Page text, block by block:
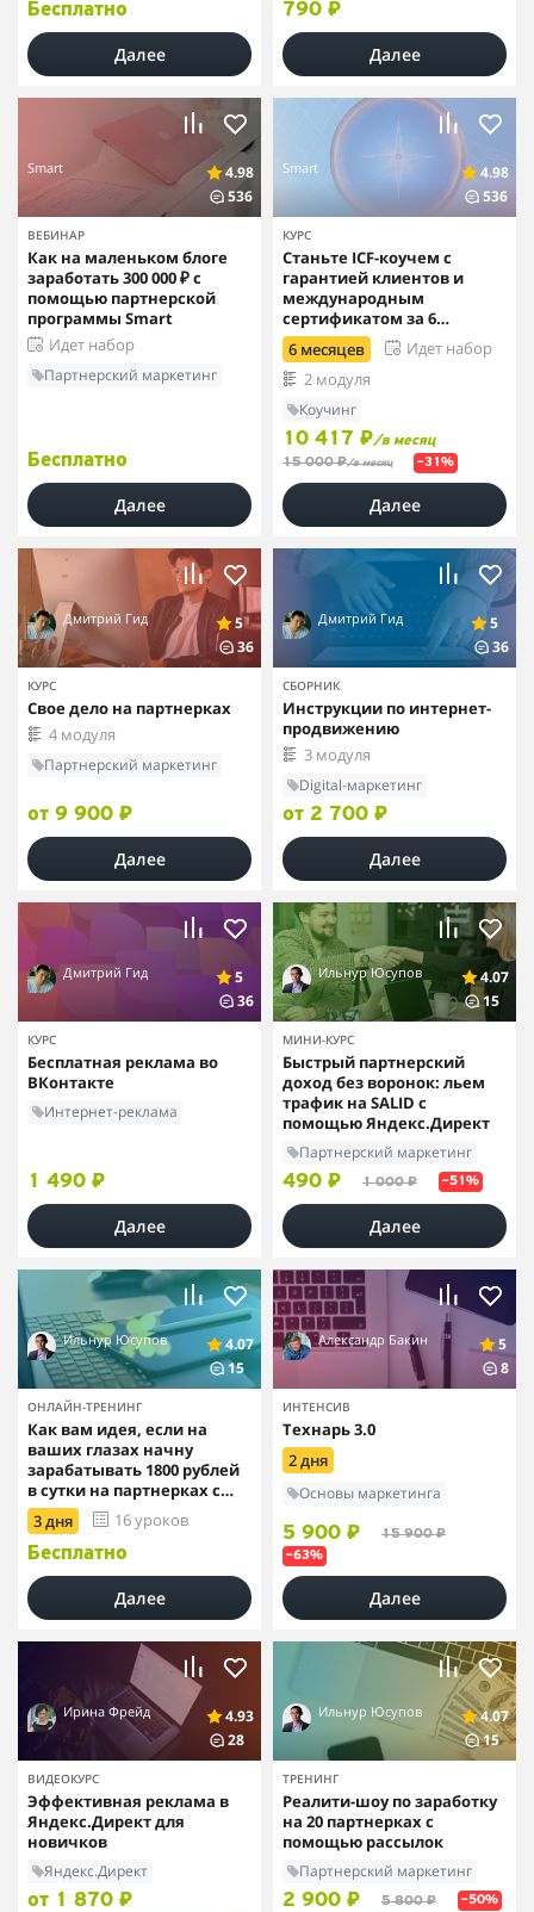
Бесплатно
Далее
790 ₽
Далее
Smart
4.98
536
ВЕБИНАР
Как на маленьком блоге
заработать 300 000 ₽ с
помощью партнерской
программы Smart
Идет набор
Партнерский маркетинг
Бесплатно
Далее
Smart
4.98
536
КУРС
Станьте ICF-коучем с
гарантией клиентов и
международным
сертификатом за 6
месяцев
6 месяцев
Идет набор
2 модуля
Коучинг
10 417 ₽/в месяц
15 000 ₽/в месяц –31%
Далее
Дмитрий Гид
5
36
КУРС
Свое дело на партнерках
4 модуля
Партнерский маркетинг
от 9 900 ₽
Далее
Дмитрий Гид
5
36
СБОРНИК
Инструкции по интернет-
продвижению
3 модуля
Digital-маркетинг
от 2 700 ₽
Далее
Дмитрий Гид
5
36
КУРС
Бесплатная реклама во
ВКонтакте
Интернет-реклама
1 490 ₽
Далее
Ильнур Юсупов
4.07
15
МИНИ-КУРС
Быстрый партнерский
доход без воронок: льем
трафик на SALID с
помощью Яндекс.Директ
Партнерский маркетинг
490 ₽ 1 000 ₽ –51%
Далее
Ильнур Юсупов
4.07
15
ОНЛАЙН-ТРЕНИНГ
Как вам идея, если на
ваших глазах начну
зарабатывать 1800 рублей
в сутки на партнерках с
помощью емейл-
рассылок?
3 дня 16 уроков
Бесплатно
Далее
Александр Бакин
5
8
ИНТЕНСИВ
Технарь 3.0
2 дня
Основы маркетинга
5 900 ₽ 15 900 ₽
–63%
Далее
Ирина Фрейд
4.93
28
ВИДЕОКУРС
Эффективная реклама в
Яндекс.Директ для
новичков
Яндекс.Директ
от 1 870 ₽
Ильнур Юсупов
4.07
15
ТРЕНИНГ
Реалити-шоу по заработку
на 20 партнерках с
помощью рассылок
Партнерский маркетинг
2 900 ₽ 5 800 ₽ –50%